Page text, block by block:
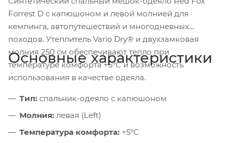
Forrest D с капюшоном и левой молнией для
кемпинга, автопутешествий и многодневных
походов. Утеплитель Vario Dry® и двухзамковая
молния 250 см обеспечивают тепло при
температуре комфорта +5°C и возможность
использования в качестве одеяла.
Основные характеристики
Тип: спальник-одеяло с капюшоном
Молния: левая (Left)
Температура комфорта: +5°C